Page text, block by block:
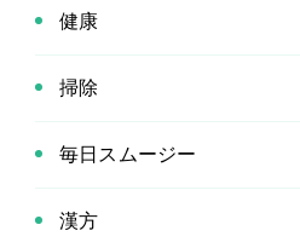
健康
掃除
毎日スムージー
漢方